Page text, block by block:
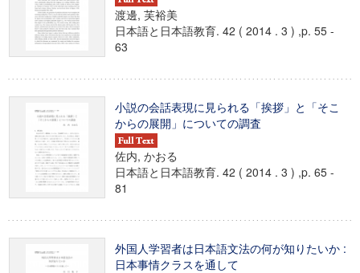
渡邊, 芙裕美
日本語と日本語教育. 42 ( 2014 . 3 ) ,p. 55 -
63
小説の会話表現に見られる「挨拶」と「そこ
からの展開」についての調査
佐内, かおる
日本語と日本語教育. 42 ( 2014 . 3 ) ,p. 65 -
81
外国人学習者は日本語文法の何が知りたいか :
日本事情クラスを通して